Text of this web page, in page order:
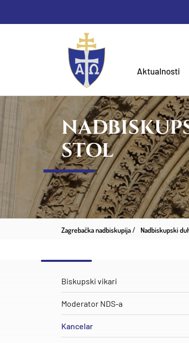
Aktualnosti
STOL
Zagrebačka nadbiskupija Nadbiskupski
Biskupski vikari
Moderator NDS-a
Kancelar